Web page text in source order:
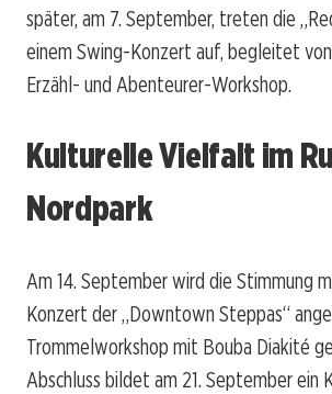
später, am 7. September, treten die
einem Swing-Konzert auf, begleitet
Erzähl- und Abenteurer-Workshop.
Kulturelle Vielfalt im
Nordpark
Am 14. September wird die Stimmung
Konzert der „Downtown Steppas“
Trommelworkshop mit Bouba Diakité
Abschluss bildet am 21. September ein